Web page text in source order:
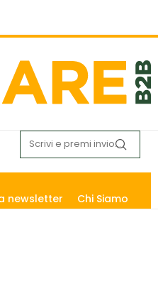
newsletter Chi Siamo